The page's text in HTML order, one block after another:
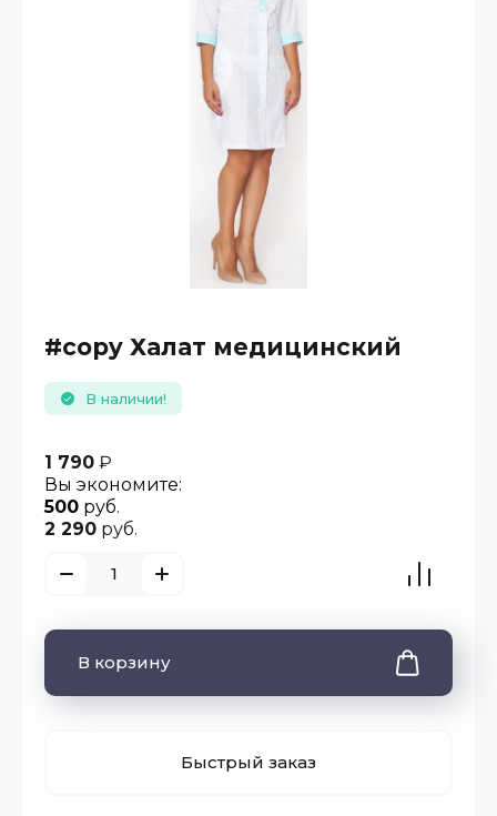
#copy Халат медицинский
В наличии!
1 790 ₽
Вы экономите:
500 руб.
2 290 руб.
В корзину
Быстрый заказ